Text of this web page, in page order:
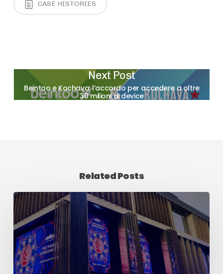
CASE HISTORIES
Next Post
Beintoo e Kochava: l’accordo per accedere a oltre
30 milioni di device
Related Posts